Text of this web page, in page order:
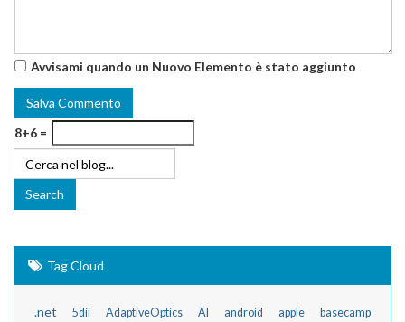
Avvisami quando un Nuovo Elemento è stato aggiunto
8+6 =
Tag Cloud
.net 5dii AdaptiveOptics AI android apple basecamp